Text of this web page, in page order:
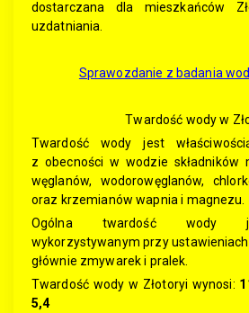
dostarczana dla mieszkańców
uzdatniania.
Sprawozdanie z badania
Twardość wody w
Twardość wody jest
z obecności w wodzie składników
węglanów, wodorowęglanów,
oraz krzemianów wapnia i magnezu.
Ogólna twardość wody
wykorzystywanym przy
głównie zmywarek i pralek.
Twardość wody w Złotoryi wynosi:
5,4